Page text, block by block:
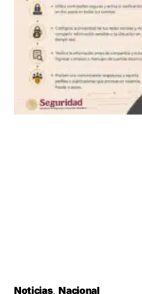
Noticias Nacional